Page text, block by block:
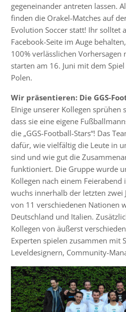
gegeneinander antreten lassen.
finden die Orakel-Matches auf
Evolution Soccer statt! Ihr solltet
Facebook-Seite im Auge
100% verlässlichen Vorhersagen
starten am 16. Juni mit dem
Polen.
Wir präsentieren: Die GGS-
EInige unserer Kollegen sprühen
dass sie eine eigene
die „GGS-Football-Stars“! Das
dafür, wie vielfältig die Leute in
sind und wie gut die
funktioniert. Die Gruppe wurde
Kollegen nach einem
wuchs innerhalb der letzten zwei
von 11 verschiedenen Nationen
Deutschland und Italien.
Kollegen von äußerst
Experten spielen zusammen mit
Leveldesignern, Community-